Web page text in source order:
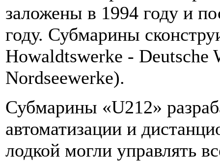
заложены в 1994 году и
году. Субмарины
Howaldtswerke - Deutsche
Nordseewerke).
Субмарины «U212»
автоматизации и
лодкой могли управлять